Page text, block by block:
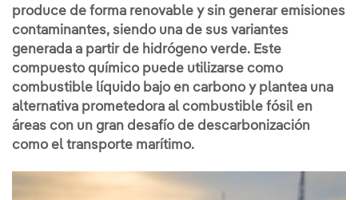
produce de forma renovable y sin generar emisiones
contaminantes, siendo una de sus variantes
generada a partir de hidrógeno verde. Este
compuesto químico puede utilizarse como
combustible líquido bajo en carbono y plantea una
alternativa prometedora al combustible fósil en
áreas con un gran desafío de descarbonización
como el transporte marítimo.